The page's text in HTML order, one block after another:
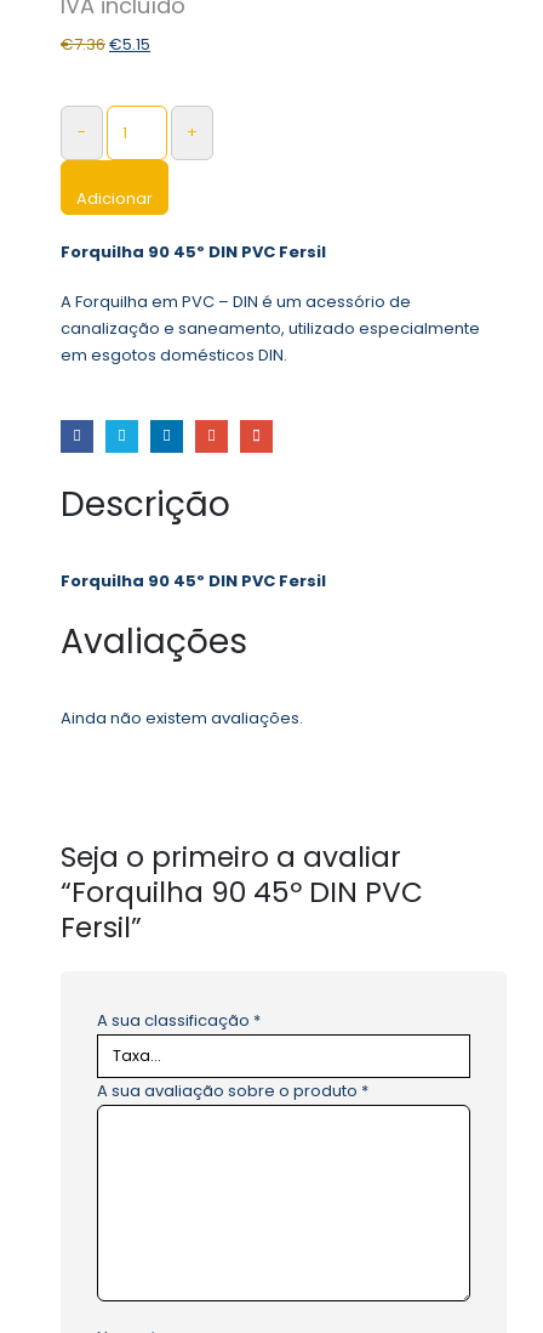
€7.36€5.15
- +
Adicionar
Forquilha 90 45º DIN PVC Fersil
A Forquilha em PVC – DIN é um acessório de
canalização e saneamento, utilizado especialmente
em esgotos domésticos DIN.
Descrição
Forquilha 90 45º DIN PVC Fersil
Avaliações
Ainda não existem avaliações.
Seja o primeiro a avaliar
“Forquilha 90 45º DIN PVC
Fersil”
A sua classificação *
A sua avaliação sobre o produto *